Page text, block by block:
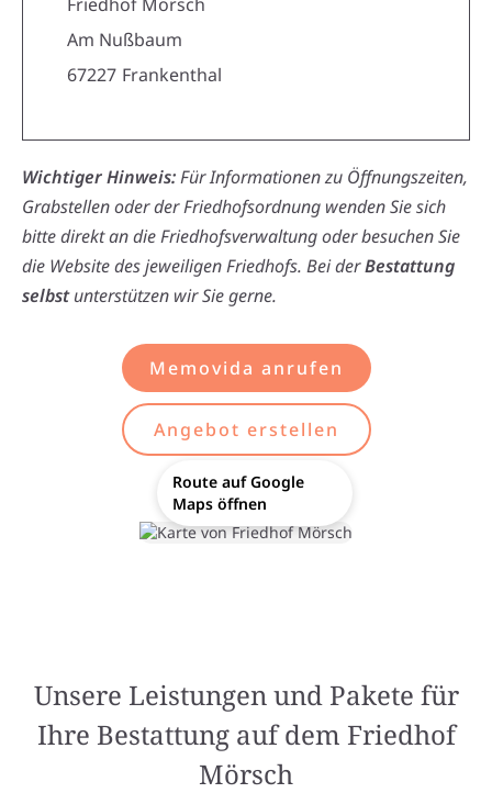
Am Nußbaum
67227 Frankenthal
Wichtiger Hinweis:Für Informationen zu Öffnungszeiten,
Grabstellen oder der Friedhofsordnung wenden Sie sich
bitte direkt an die Friedhofsverwaltung oder besuchen Sie
die Website des jeweiligen Friedhofs. Bei derBestattung
selbstunterstützen wir Sie gerne.
Memovida anrufen
Angebot erstellen
Route auf Google
Maps öffnen
Unsere Leistungen und Pakete für
Ihre Bestattung auf dem Friedhof
Mörsch